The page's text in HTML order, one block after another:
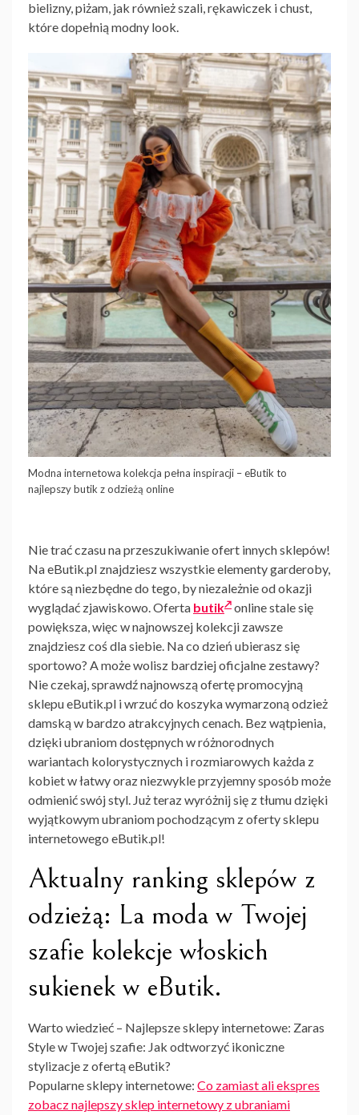
bielizny, piżam, jak również szali, rękawiczek i chust,
które dopełnią modny look.
Modna internetowa kolekcja pełna inspiracji – eButik to
najlepszy butik z odzieżą online
Nie trać czasu na przeszukiwanie ofert innych sklepów!
Na eButik.pl znajdziesz wszystkie elementy garderoby,
które są niezbędne do tego, by niezależnie od okazji
wyglądać zjawiskowo. Oferta butik
online stale się
powiększa, więc w najnowszej kolekcji zawsze
znajdziesz coś dla siebie. Na co dzień ubierasz się
sportowo? A może wolisz bardziej oficjalne zestawy?
Nie czekaj, sprawdź najnowszą ofertę promocyjną
sklepu eButik.pl i wrzuć do koszyka wymarzoną odzież
damską w bardzo atrakcyjnych cenach. Bez wątpienia,
dzięki ubraniom dostępnych w różnorodnych
wariantach kolorystycznych i rozmiarowych każda z
kobiet w łatwy oraz niezwykle przyjemny sposób może
odmienić swój styl. Już teraz wyróżnij się z tłumu dzięki
wyjątkowym ubraniom pochodzącym z oferty sklepu
internetowego eButik.pl!
Aktualny ranking sklepów z
odzieżą: La moda w Twojej
szafie kolekcje włoskich
sukienek w eButik.
Warto wiedzieć – Najlepsze sklepy internetowe: Zaras
Style w Twojej szafie: Jak odtworzyć ikoniczne
stylizacje z ofertą eButik?
Popularne sklepy internetowe: Co zamiast ali ekspres
zobacz najlepszy sklep internetowy z ubraniami